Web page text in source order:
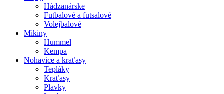
Hádzanárske
Futbalové a futsalové
Volejbalové
Mikiny
Hummel
Kempa
Nohavice a kraťasy
Tepláky
Kraťasy
Plavky